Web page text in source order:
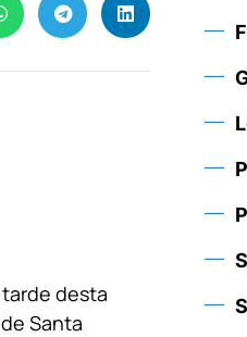
desta
Santa